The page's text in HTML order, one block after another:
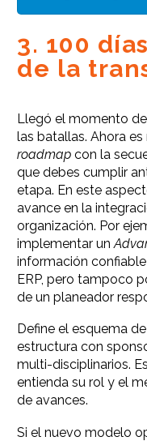
3. 100
de la
Llegó el momento
las batallas. Ahora
roadmap con la
que debes cumplir
etapa. En este
avance en la
organización. Por
implementar un
información
ERP, pero tampoco
de un planeador
Define el esquema
estructura con
multi-disciplinarios.
entienda su rol y el
de avances.
Si el nuevo modelo